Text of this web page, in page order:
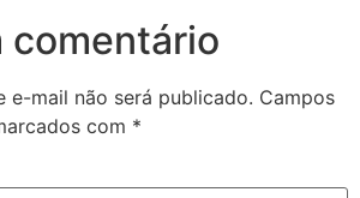
comentário
e-mail não será publicado. Campos
com *